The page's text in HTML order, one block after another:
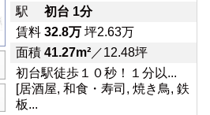
駅 初台 1分
賃料 32.8万坪2.63万
面積 41.27m²／12.48坪
初台駅徒歩１０秒！１分以...
[居酒屋, 和食・寿司, 焼き鳥, 鉄
板...